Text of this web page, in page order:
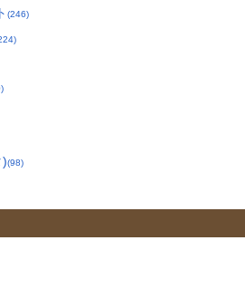
(246)
)(98)